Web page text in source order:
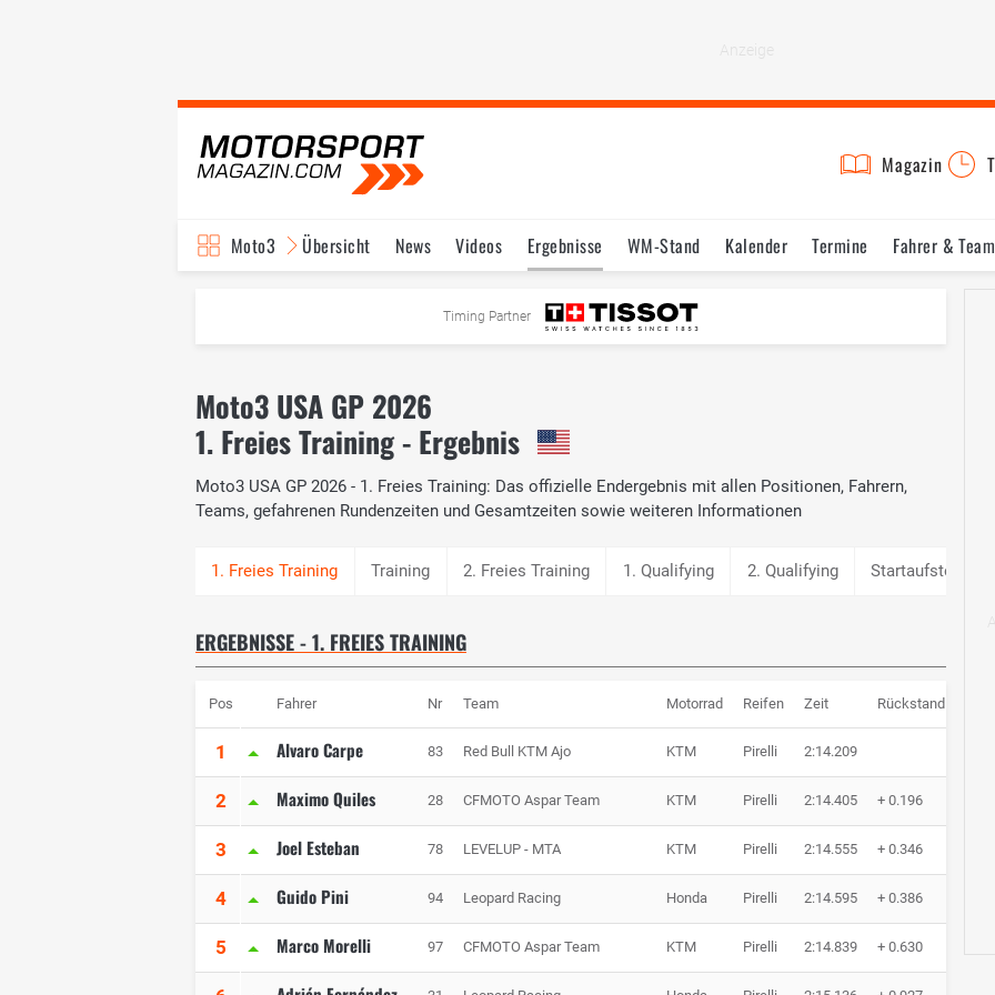
Magazin
Moto3 Übersicht News Videos Ergebnisse WM-Stand Kalender Termine Fahrer &
Timing Partner
Moto3 USA GP 2026
1. Freies Training - Ergebnis
Moto3 USA GP 2026 - 1. Freies Training: Das offizielle Endergebnis mit allen Positionen, Fahrern,
Teams, gefahrenen Rundenzeiten und Gesamtzeiten sowie weiteren Informationen
Training 2. Freies Training 1. Qualifying 2. Qualifying Startaufstellung
ERGEBNISSE - 1. FREIES TRAINING
Pos Fahrer Nr Team Motorrad Reifen Zeit Rückstand
1 Alvaro Carpe 83 Red Bull KTM Ajo KTM Pirelli 2:14.209
2 Maximo Quiles 28 CFMOTO Aspar Team KTM Pirelli 2:14.405 + 0.196
3 Joel Esteban 78 LEVELUP - MTA KTM Pirelli 2:14.555 + 0.346
4 Guido Pini 94 Leopard Racing Honda Pirelli 2:14.595 + 0.386
5 Marco Morelli 97 CFMOTO Aspar Team KTM Pirelli 2:14.839 + 0.630